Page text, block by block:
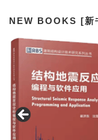
NEW BOOKS [新